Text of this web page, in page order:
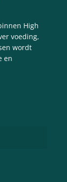
High
voeding,
wordt
en